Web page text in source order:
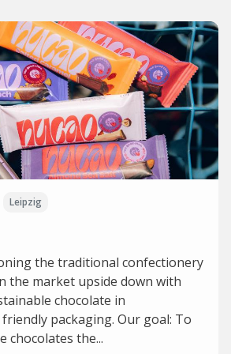
Leipzig
the traditional confectionery
the market upside down with
chocolate in
packaging. Our goal: To
chocolates the...